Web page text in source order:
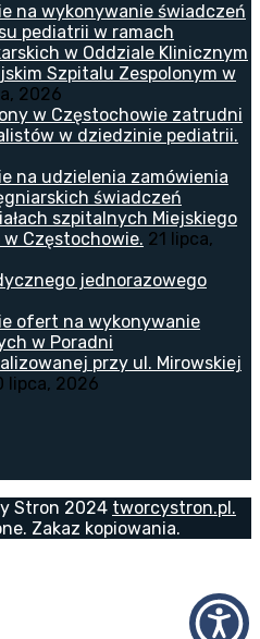
na wykonywanie świadczeń
pediatrii w ramach
w Oddziale Klinicznym
Szpitalu Zespolonym w
2026
w Częstochowie zatrudni
w dziedzinie pediatrii.
na udzielenia zamówienia
świadczeń
szpitalnych Miejskiego
Częstochowie. 21 lipca,
jednorazowego
ofert na wykonywanie
w Poradni
przy ul. Mirowskiej
lipca, 2026
Stron 2024 tworcystron.pl.
Zakaz kopiowania.